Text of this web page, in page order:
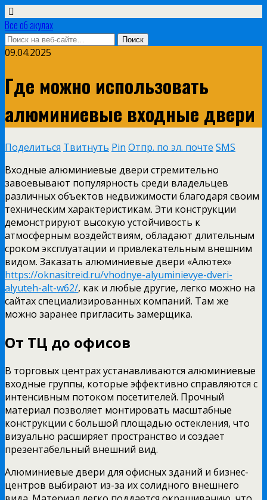
Все об акулах
09.04.2025
Где можно использовать
алюминиевые входные двери
Поделиться Твитнуть Pin Отпр. по эл. почте SMS
Входные алюминиевые двери стремительно
завоевывают популярность среди владельцев
различных объектов недвижимости благодаря своим
техническим характеристикам. Эти конструкции
демонстрируют высокую устойчивость к
атмосферным воздействиям, обладают длительным
сроком эксплуатации и привлекательным внешним
видом. Заказать алюминиевые двери «Алютех»
https://oknasitreid.ru/vhodnye-alyuminievye-dveri-
alyuteh-alt-w62/, как и любые другие, легко можно на
сайтах специализированных компаний. Там же
можно заранее пригласить замерщика.
От ТЦ до офисов
В торговых центрах устанавливаются алюминиевые
входные группы, которые эффективно справляются с
интенсивным потоком посетителей. Прочный
материал позволяет монтировать масштабные
конструкции с большой площадью остекления, что
визуально расширяет пространство и создает
презентабельный внешний вид.
Алюминиевые двери для офисных зданий и бизнес-
центров выбирают из-за их солидного внешнего